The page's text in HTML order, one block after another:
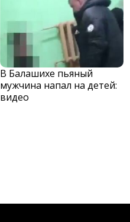
В Балашихе пьяный
мужчина напал на детей:
видео